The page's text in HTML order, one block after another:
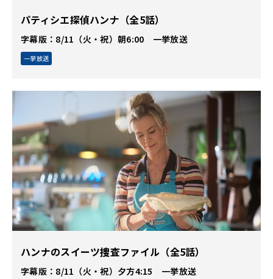
パティシエ探偵ハンナ（全5話）
字幕版：8/11（火・祝）朝6:00 一挙放送
一挙放送
ハンナのスイーツ捜査ファイル（全5話）
字幕版：8/11（火・祝）夕方4:15 一挙放送